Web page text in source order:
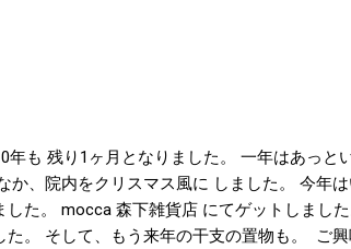
年も 残り1ヶ月となりました。 一年はあっと
か、院内をクリスマス風に しました。 今年
した。 mocca 森下雑貨店 にてゲットしまし
た。 そして、もう来年の干支の置物も。 ご